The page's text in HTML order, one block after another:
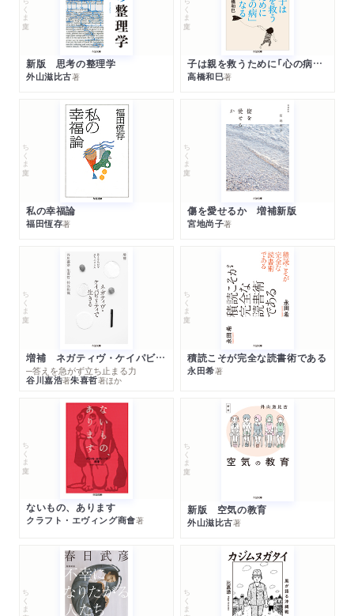
新版 思考の整理学
外山滋比古著
子は親を救うために「心の病」になる
高橋和巳著
ちくま文庫
私の幸福論
福田恆存著
ちくま文庫
傷を愛せるか 増補新版
宮地尚子著
ちくま文庫
増補 ネガティヴ・ケイパビリティで生きる
─答えを急がず立ち止まる力
谷川嘉浩著朱喜哲著ほか
ちくま文庫
積読こそが完全な読書術である
永田希著
ちくま文庫
ないもの、あります
クラフト・エヴィング商會著
ちくま文庫
新版 空気の教育
外山滋比古著
ちくま文庫 ちくま文庫